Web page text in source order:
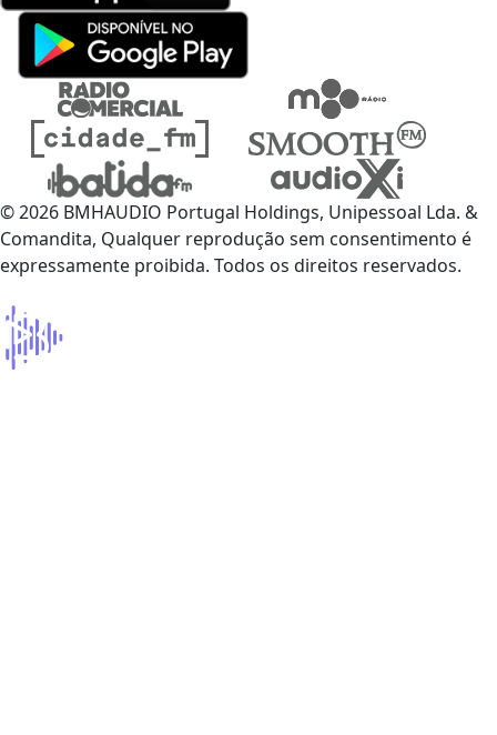
© 2026 BMHAUDIO Portugal Holdings, Unipessoal Lda. &
Comandita, Qualquer reprodução sem consentimento é
expressamente proibida. Todos os direitos reservados.